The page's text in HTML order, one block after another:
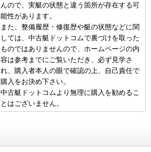
んので、実艇の状態と違う箇所が存在する可
能性があります。
また、整備履歴・修復歴や艇の状態などに関
しては、中古艇ドットコムで裏づけを取った
ものではありませんので、ホームページの内
容は参考までにご覧いただき、必ず見学さ
れ、購入者本人の眼で確認の上、自己責任で
購入をお決め下さい。
中古艇ドットコムより無理に購入を勧めるこ
とはございません。